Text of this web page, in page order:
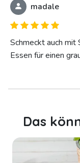
madale
Schmeckt auch mit
Essen für einen
Das